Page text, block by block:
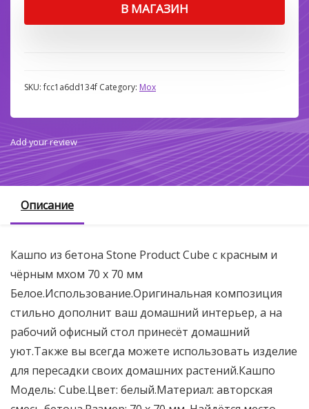
В МАГАЗИН
SKU:fcc1a6dd134f Category: Мох
Add your review
Описание
Кашпо из бетона Stone Product Cube с красным и
чёрным мхом 70 х 70 мм
Белое.Использование.Оригинальная композиция
стильно дополнит ваш домашний интерьер, а на
рабочий офисный стол принесёт домашний
уют.Также вы всегда можете использовать изделие
для пересадки своих домашних растений.Кашпо
Модель: Cube.Цвет: белый.Материал: авторская